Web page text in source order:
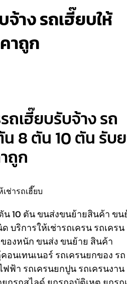
าง รถเฮี๊ยบให้
าถูก
ถเฮี๊ยบรับจ้าง รถ
น 8 ตัน 10 ตัน รับ
ถูก
เช่ารถเฮี๊ยบ
น 10 ตัน ขนส่งขนย้ายสินค้า ขน
ดบริการให้เช่ารถเครน รถเครน
องหนัก ขนส่ง ขนย้าย สินค้า
อนเทนเนอร์ รถเครนยกของ รถ
ฟฟ้า รถเครนยกปูน รถเครนงาน